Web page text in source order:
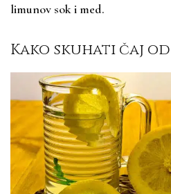
limunov sok i med.
Kako skuhati čaj